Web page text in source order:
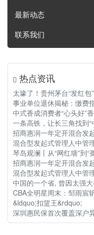
最新动态
联系我们
热点资讯
太壕了！贵州茅台“发红包
事业单位退休揭秘：缴费
中式香成消费者“心头好”
一条高铁，让长三角找到“
招商惠润一年定开混合发
混合型发起式管理人中管
琴岛观澜丨从“网红墙”到
招商惠润一年定开混合发
混合型发起式管理人中管
中国的一个省, 曾因太强
CBA全明星周末：邹雨宸
&ldquo;扣篮王&rdquo;
深圳惠民保首次覆盖深户